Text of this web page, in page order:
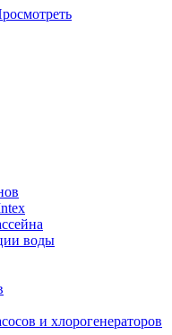
воды
и хлорогенераторов